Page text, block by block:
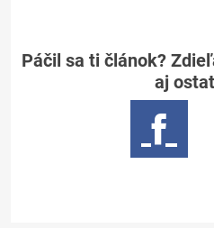
Páčil sa ti článok?
aj